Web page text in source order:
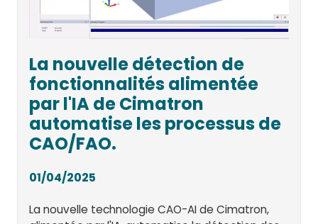
La nouvelle détection de
fonctionnalités alimentée
par l'IA de Cimatron
automatise les processus de
CAO/FAO.
01/04/2025
La nouvelle technologie CAO-AI de Cimatron,